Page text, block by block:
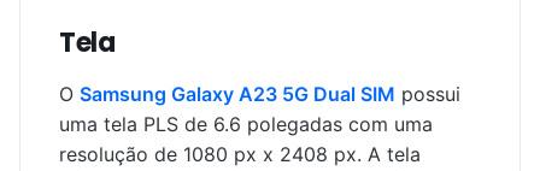
Tela
O Samsung Galaxy A23 5G Dual SIM possui
uma tela PLS de 6.6 polegadas com uma
resolução de 1080 px x 2408 px. A tela